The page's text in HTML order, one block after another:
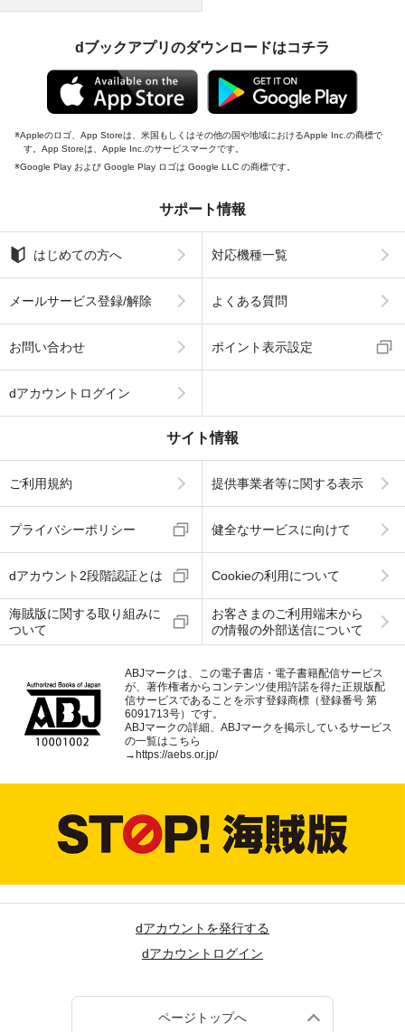
dブックアプリのダウンロードはコチラ
Appleのロゴ、App Storeは、米国もしくはその他の国や地域におけるApple Inc.の商標で
す。App Storeは、Apple Inc.のサービスマークです。
Google Play および Google Play ロゴは Google LLC の商標です。
サポート情報
はじめての方へ 対応機種一覧
メールサービス登録/解除 よくある質問
お問い合わせ ポイント表示設定
dアカウントログイン
サイト情報
ご利用規約 提供事業者等に関する表示
プライバシーポリシー 健全なサービスに向けて
dアカウント2段階認証とは Cookieの利用について
海賊版に関する取り組みに
ついて
お客さまのご利用端末から
の情報の外部送信について
ABJマークは、この電子書店・電子書籍配信サービス
が、著作権者からコンテンツ使用許諾を得た正規版配
信サービスであることを示す登録商標（登録番号 第
6091713号）です。
ABJマークの詳細、ABJマークを掲示しているサービス
の一覧はこちら
→ https://aebs.or.jp/
dアカウントを発行する
dアカウントログイン
ページトップへ